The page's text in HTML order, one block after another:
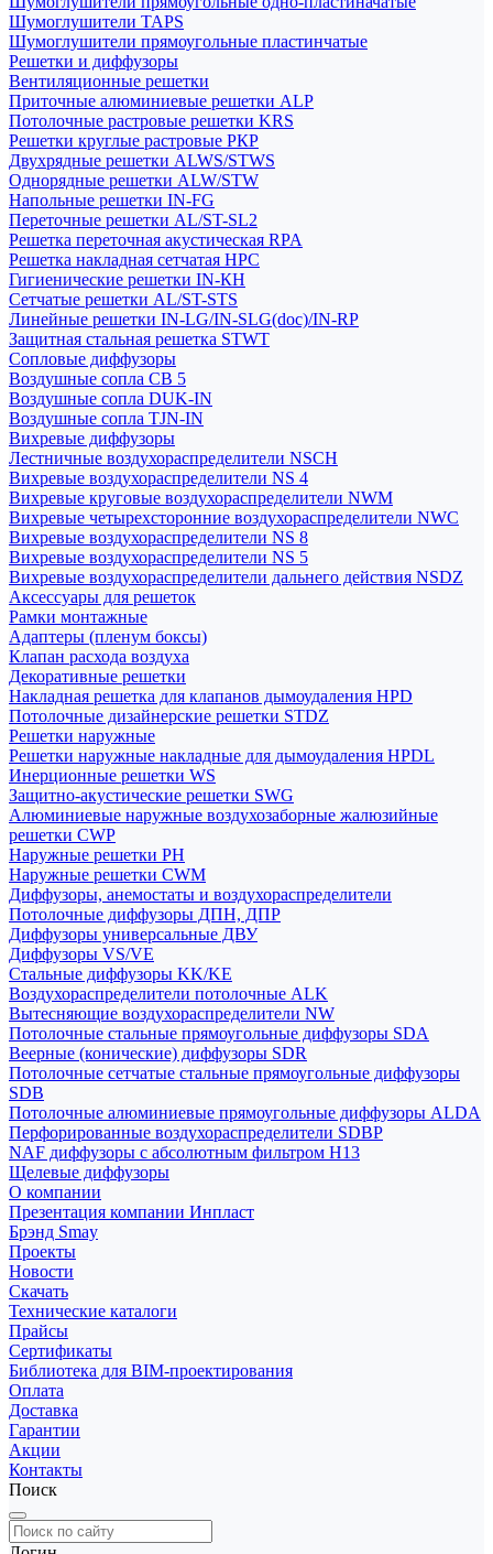
Шумоглушители TAPS
Шумоглушители прямоугольные пластинчатые
Решетки и диффузоры
Вентиляционные решетки
Приточные алюминиевые решетки ALP
Потолочные растровые решетки KRS
Решетки круглые растровые РКР
Двухрядные решетки ALWS/STWS
Однорядные решетки ALW/STW
Напольные решетки IN-FG
Переточные решетки AL/ST-SL2
Решетка переточная акустическая RPA
Решетка накладная сетчатая НРС
Гигиенические решетки IN-КН
Сетчатые решетки AL/ST-STS
Линейные решетки IN-LG/IN-SLG(doc)/IN-RP
Защитная стальная решетка STWT
Сопловые диффузоры
Воздушные сопла СВ 5
Воздушные сопла DUK-IN
Воздушные сопла TJN-IN
Вихревые диффузоры
Лестничные воздухораспределители NSCH
Вихревые воздухораспределители NS 4
Вихревые круговые воздухораспределители NWM
Вихревые четырехсторонние воздухораспределители NWC
Вихревые воздухораспределители NS 8
Вихревые воздухораспределители NS 5
Вихревые воздухораспределители дальнего действия NSDZ
Аксессуары для решеток
Рамки монтажные
Адаптеры (пленум боксы)
Клапан расхода воздуха
Декоративные решетки
Накладная решетка для клапанов дымоудаления HPD
Потолочные дизайнерские решетки STDZ
Решетки наружные
Решетки наружные накладные для дымоудаления HPDL
Инерционные решетки WS
Защитно-акустические решетки SWG
Алюминиевые наружные воздухозаборные жалюзийные
решетки CWP
Наружные решетки РН
Наружные решетки CWM
Диффузоры, анемостаты и воздухораспределители
Потолочные диффузоры ДПН, ДПР
Диффузоры универсальные ДВУ
Диффузоры VS/VE
Стальные диффузоры KK/KE
Воздухораспределители потолочные ALK
Вытесняющие воздухораспределители NW
Потолочные стальные прямоугольные диффузоры SDA
Веерные (конические) диффузоры SDR
Потолочные сетчатые стальные прямоугольные диффузоры
SDB
Потолочные алюминиевые прямоугольные диффузоры ALDA
Перфорированные воздухораспределители SDBP
NAF диффузоры с абсолютным фильтром Н13
Щелевые диффузоры
О компании
Презентация компании Инпласт
Брэнд Smay
Проекты
Новости
Скачать
Технические каталоги
Прайсы
Сертификаты
Библиотека для BIM-проектирования
Оплата
Доставка
Гарантии
Акции
Контакты
Поиск